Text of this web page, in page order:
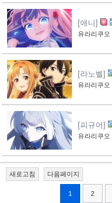
[애니]
리스톤 ]
유라리쿠오
[라노벨]
공개 [16]
유라리쿠오
[피규어]
공개 [10]
유라리쿠오
새로고침 다음페이지
1 2